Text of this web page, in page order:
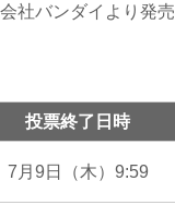
社バンダイより発売
投票終了日時
7月9日（木）9:59